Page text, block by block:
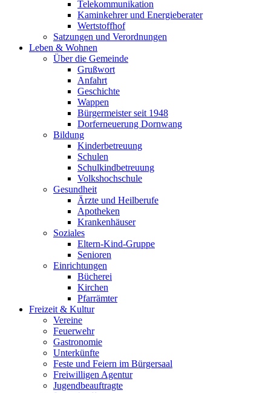
Telekommunikation
Kaminkehrer und Energieberater
Wertstoffhof
Satzungen und Verordnungen
Leben & Wohnen
Über die Gemeinde
Grußwort
Anfahrt
Geschichte
Wappen
Bürgermeister seit 1948
Dorferneuerung Dornwang
Bildung
Kinderbetreuung
Schulen
Schulkindbetreuung
Volkshochschule
Gesundheit
Ärzte und Heilberufe
Apotheken
Krankenhäuser
Soziales
Eltern-Kind-Gruppe
Senioren
Einrichtungen
Bücherei
Kirchen
Pfarrämter
Freizeit & Kultur
Vereine
Feuerwehr
Gastronomie
Unterkünfte
Feste und Feiern im Bürgersaal
Freiwilligen Agentur
Jugendbeauftragte